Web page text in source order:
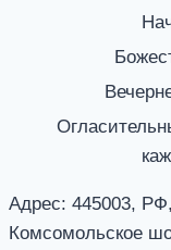
Адрес: 445003,
Комсомольское